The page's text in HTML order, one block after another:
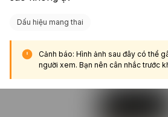
Dấu hiệu mang thai
Cảnh báo: Hình ảnh sau đây có thể
người xem. Bạn nên cân nhắc trước